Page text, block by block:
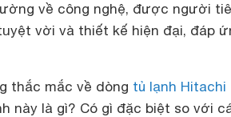
về công nghệ, được người
vời và thiết kế hiện đại, đáp
thắc mắc về dòng tủ lạnh Hitachi
này là gì? Có gì đặc biệt so với